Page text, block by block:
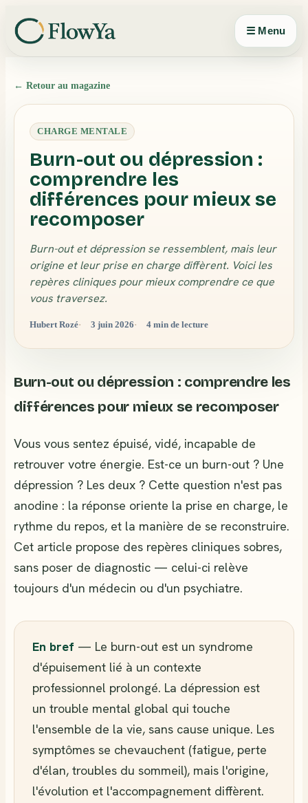
☰ Menu
← Retour au magazine
CHARGE MENTALE
Burn-out ou dépression :
comprendre les
différences pour mieux se
recomposer
Burn-out et dépression se ressemblent, mais leur
origine et leur prise en charge diffèrent. Voici les
repères cliniques pour mieux comprendre ce que
vous traversez.
Hubert Rozé 3 juin 2026 4 min de lecture
Burn-out ou dépression : comprendre les
différences pour mieux se recomposer
Vous vous sentez épuisé, vidé, incapable de
retrouver votre énergie. Est-ce un burn-out ? Une
dépression ? Les deux ? Cette question n'est pas
anodine : la réponse oriente la prise en charge, le
rythme du repos, et la manière de se reconstruire.
Cet article propose des repères cliniques sobres,
sans poser de diagnostic — celui-ci relève
toujours d'un médecin ou d'un psychiatre.
En bref — Le burn-out est un syndrome
d'épuisement lié à un contexte
professionnel prolongé. La dépression est
un trouble mental global qui touche
l'ensemble de la vie, sans cause unique. Les
symptômes se chevauchent (fatigue, perte
d'élan, troubles du sommeil), mais l'origine,
l'évolution et l'accompagnement diffèrent.